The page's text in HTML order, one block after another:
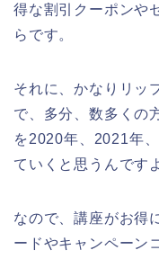
得な割引クーポンや
らです。
それに、かなりリッ
で、多分、数多くの
を2020年、2021年
ていくと思うんです
なので、講座がお得
ードやキャンペーン